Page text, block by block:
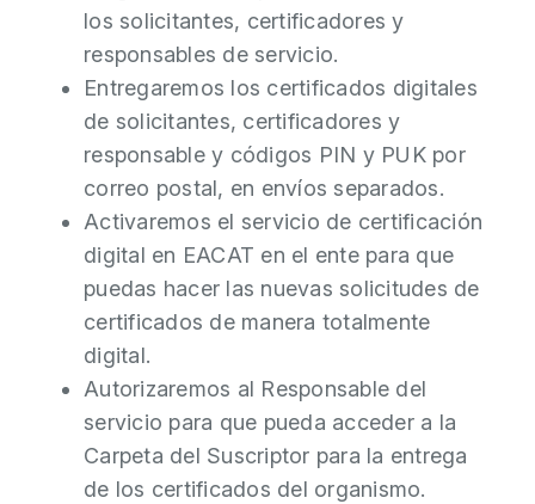
los solicitantes, certificadores y
responsables de servicio.
Entregaremos los certificados digitales
de solicitantes, certificadores y
responsable y códigos PIN y PUK por
correo postal, en envíos separados.
Activaremos el servicio de certificación
digital en EACAT en el ente para que
puedas hacer las nuevas solicitudes de
certificados de manera totalmente
digital.
Autorizaremos al Responsable del
servicio para que pueda acceder a la
Carpeta del Suscriptor para la entrega
de los certificados del organismo.